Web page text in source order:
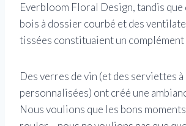
Everbloom Floral Design, tandis que
bois à dossier courbé et des
tissées constituaient un
Des verres de vin (et des serviettes
personnalisées) ont créé une
Nous voulions que les bons